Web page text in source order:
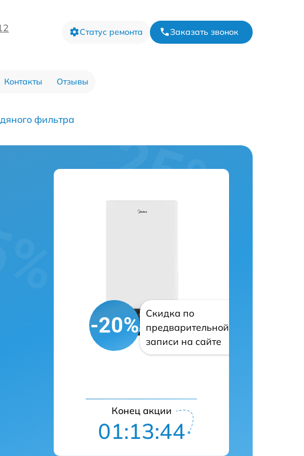
Статус ремонта Заказать звонок
Контакты Отзывы
фильтра
-20%
Скидка по
предварительной
записи на сайте
Конец акции
01:13:43